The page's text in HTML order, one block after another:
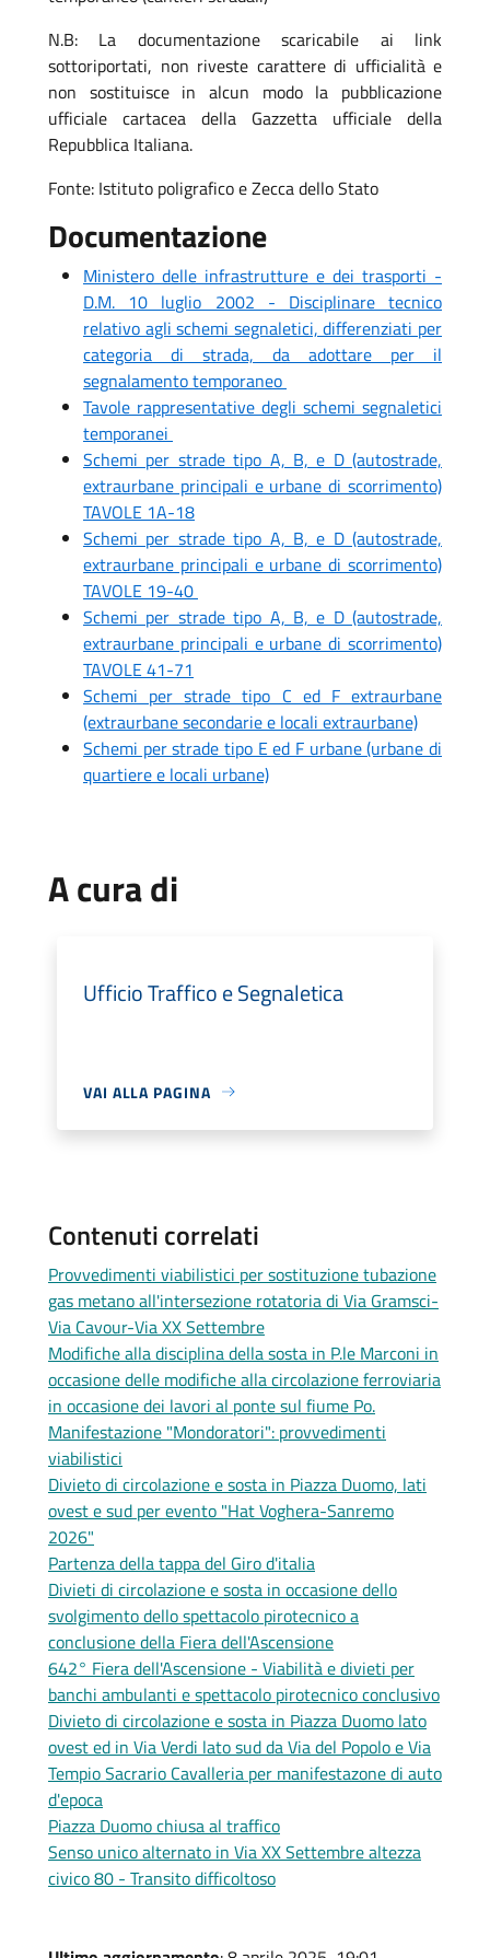
N.B: La documentazione scaricabile ai link
sottoriportati, non riveste carattere di ufficialità e
non sostituisce in alcun modo la pubblicazione
ufficiale cartacea della Gazzetta ufficiale della
Repubblica Italiana.
Fonte: Istituto poligrafico e Zecca dello Stato
Documentazione
Ministero delle infrastrutture e dei trasporti -
D.M. 10 luglio 2002 - Disciplinare tecnico
relativo agli schemi segnaletici, differenziati per
categoria di strada, da adottare per il
segnalamento temporaneo
Tavole rappresentative degli schemi segnaletici
temporanei
Schemi per strade tipo A, B, e D (autostrade,
extraurbane principali e urbane di scorrimento)
TAVOLE 1A-18
Schemi per strade tipo A, B, e D (autostrade,
extraurbane principali e urbane di scorrimento)
TAVOLE 19-40
Schemi per strade tipo A, B, e D (autostrade,
extraurbane principali e urbane di scorrimento)
TAVOLE 41-71
Schemi per strade tipo C ed F extraurbane
(extraurbane secondarie e locali extraurbane)
Schemi per strade tipo E ed F urbane (urbane di
quartiere e locali urbane)
A cura di
Ufficio Traffico e Segnaletica
VAI ALLA PAGINA
Contenuti correlati
Provvedimenti viabilistici per sostituzione tubazione
gas metano all'intersezione rotatoria di Via Gramsci-
Via Cavour-Via XX Settembre
Modifiche alla disciplina della sosta in P.le Marconi in
occasione delle modifiche alla circolazione ferroviaria
in occasione dei lavori al ponte sul fiume Po.
Manifestazione "Mondoratori": provvedimenti
viabilistici
Divieto di circolazione e sosta in Piazza Duomo, lati
ovest e sud per evento "Hat Voghera-Sanremo
2026"
Partenza della tappa del Giro d'italia
Divieti di circolazione e sosta in occasione dello
svolgimento dello spettacolo pirotecnico a
conclusione della Fiera dell'Ascensione
642° Fiera dell'Ascensione - Viabilità e divieti per
banchi ambulanti e spettacolo pirotecnico conclusivo
Divieto di circolazione e sosta in Piazza Duomo lato
ovest ed in Via Verdi lato sud da Via del Popolo e Via
Tempio Sacrario Cavalleria per manifestazone di auto
d'epoca
Piazza Duomo chiusa al traffico
Senso unico alternato in Via XX Settembre altezza
civico 80 - Transito difficoltoso